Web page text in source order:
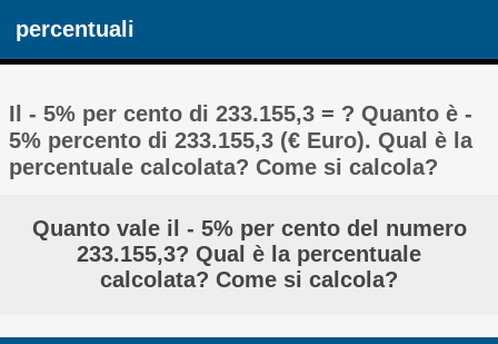
percentuali
Il - 5% per cento di 233.155,3 = ? Quanto è -
5% percento di 233.155,3 (€ Euro). Qual è la
percentuale calcolata? Come si calcola?
Quanto vale il - 5% per cento del numero
233.155,3? Qual è la percentuale
calcolata? Come si calcola?